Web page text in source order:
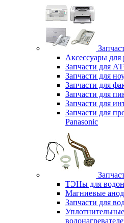
Аксессуары для
Запчасти для
Запчасти для
Запчасти для
Запчасти для
Запчасти для
Запчасти для
Panasonic
ТЭНы для
Магниевые
Запчасти для